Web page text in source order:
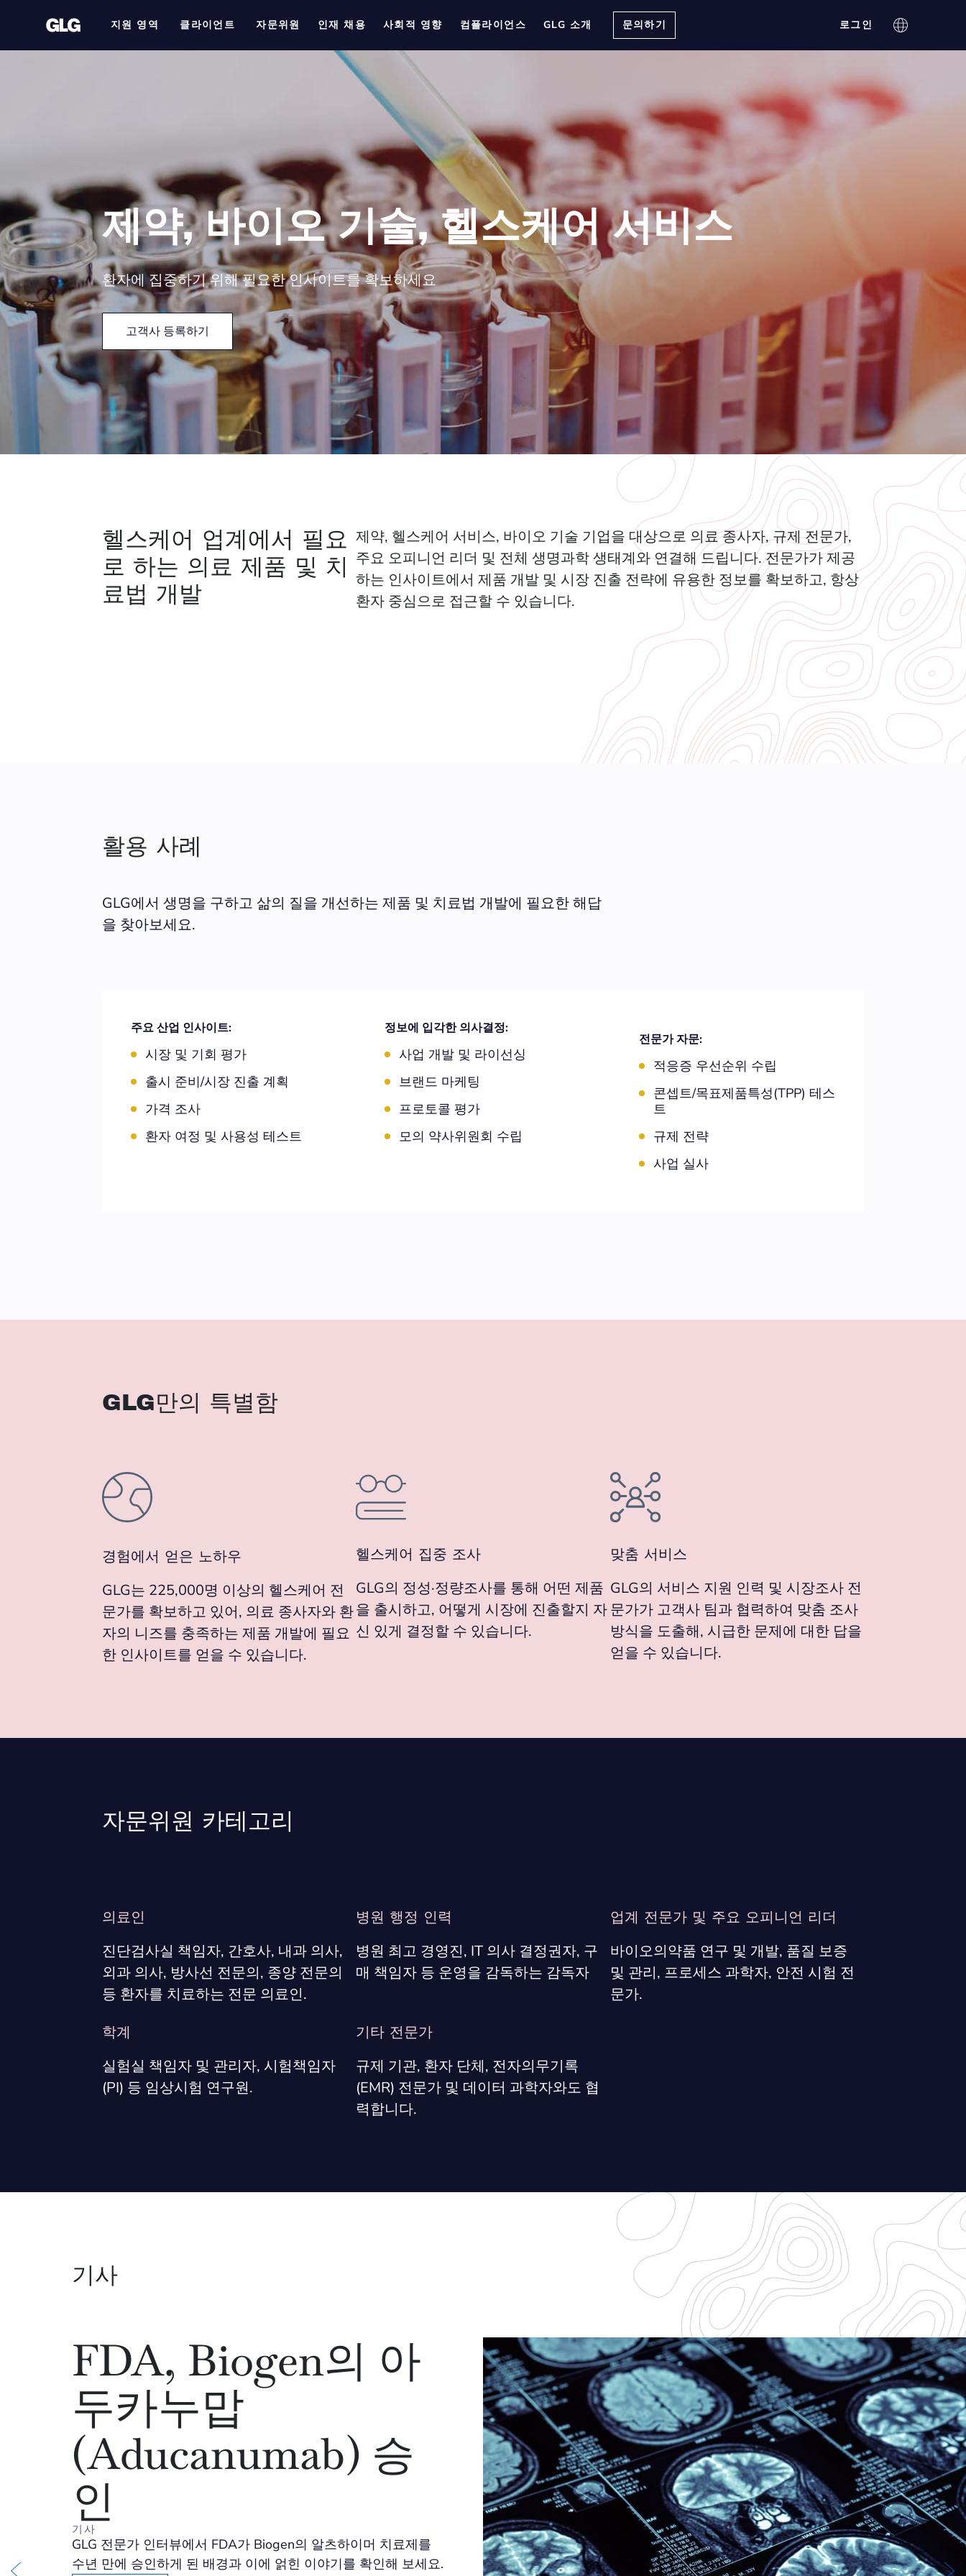
지원 영역 클라이언트 자문위원 인재 채용 사회적 영향 컴플라이언스 GLG 소개 문의하기 로그인
제약, 바이오 기술, 헬스케어 서비스
환자에 집중하기 위해 필요한 인사이트를 확보하세요
고객사 등록하기
헬스케어 업계에서 필요
로 하는 의료 제품 및 치
료법 개발
제약, 헬스케어 서비스, 바이오 기술 기업을 대상으로 의료 종사자, 규제 전문가,
주요 오피니언 리더 및 전체 생명과학 생태계와 연결해 드립니다. 전문가가 제공
하는 인사이트에서 제품 개발 및 시장 진출 전략에 유용한 정보를 확보하고, 항상
환자 중심으로 접근할 수 있습니다.
활용 사례
GLG에서 생명을 구하고 삶의 질을 개선하는 제품 및 치료법 개발에 필요한 해답
을 찾아보세요.
주요 산업 인사이트:
시장 및 기회 평가
출시 준비/시장 진출 계획
가격 조사
환자 여정 및 사용성 테스트
정보에 입각한 의사결정:
사업 개발 및 라이선싱
브랜드 마케팅
프로토콜 평가
모의 약사위원회 수립
전문가 자문:
적응증 우선순위 수립
콘셉트/목표제품특성(TPP) 테스
트
규제 전략
사업 실사
GLG만의 특별함
경험에서 얻은 노하우
GLG는 225,000명 이상의 헬스케어 전
문가를 확보하고 있어, 의료 종사자와 환
자의 니즈를 충족하는 제품 개발에 필요
한 인사이트를 얻을 수 있습니다.
헬스케어 집중 조사
GLG의 정성·정량조사를 통해 어떤 제품
을 출시하고, 어떻게 시장에 진출할지 자
신 있게 결정할 수 있습니다.
맞춤 서비스
GLG의 서비스 지원 인력 및 시장조사 전
문가가 고객사 팀과 협력하여 맞춤 조사
방식을 도출해, 시급한 문제에 대한 답을
얻을 수 있습니다.
자문위원 카테고리
의료인
진단검사실 책임자, 간호사, 내과 의사,
외과 의사, 방사선 전문의, 종양 전문의
등 환자를 치료하는 전문 의료인.
병원 행정 인력
병원 최고 경영진, IT 의사 결정권자, 구
매 책임자 등 운영을 감독하는 감독자
업계 전문가 및 주요 오피니언 리더
바이오의약품 연구 및 개발, 품질 보증
및 관리, 프로세스 과학자, 안전 시험 전
문가.
학계
실험실 책임자 및 관리자, 시험책임자
(PI) 등 임상시험 연구원.
기타 전문가
규제 기관, 환자 단체, 전자의무기록
(EMR) 전문가 및 데이터 과학자와도 협
력합니다.
기사
FDA, Biogen의 아
두카누맙
(Aducanumab) 승
인
기사
GLG 전문가 인터뷰에서 FDA가 Biogen의 알츠하이머 치료제를
수년 만에 승인하게 된 배경과 이에 얽힌 이야기를 확인해 보세요.